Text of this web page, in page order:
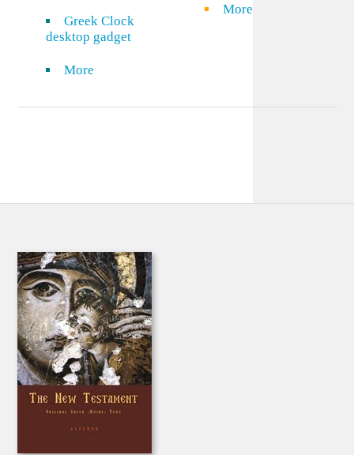
Greek Clock
desktop gadget
More
More